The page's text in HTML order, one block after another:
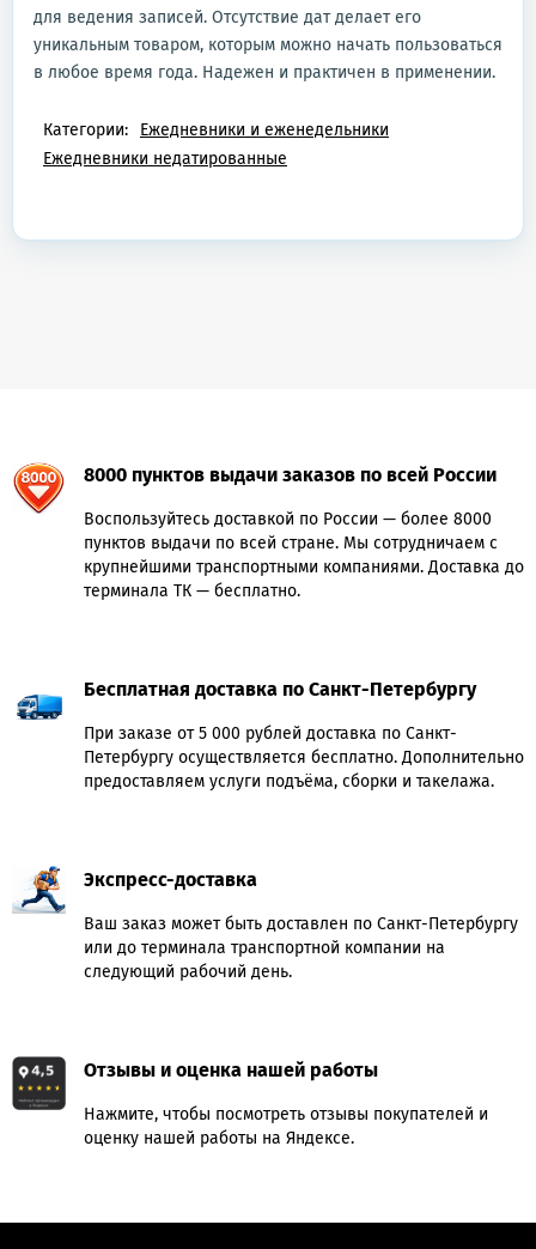
для ведения записей. Отсутствие дат делает его
уникальным товаром, которым можно начать пользоваться
в любое время года. Надежен и практичен в применении.
Категории:
Ежедневники и еженедельники
Ежедневники недатированные
8000 пунктов выдачи заказов по всей России
Воспользуйтесь доставкой по России — более 8000
пунктов выдачи по всей стране. Мы сотрудничаем с
крупнейшими транспортными компаниями. Доставка до
терминала ТК — бесплатно.
Бесплатная доставка по Санкт-Петербургу
При заказе от 5 000 рублей доставка по Санкт-
Петербургу осуществляется бесплатно. Дополнительно
предоставляем услуги подъёма, сборки и такелажа.
Экспресс-доставка
Ваш заказ может быть доставлен по Санкт-Петербургу
или до терминала транспортной компании на
следующий рабочий день.
Отзывы и оценка нашей работы
Нажмите, чтобы посмотреть отзывы покупателей и
оценку нашей работы на Яндексе.